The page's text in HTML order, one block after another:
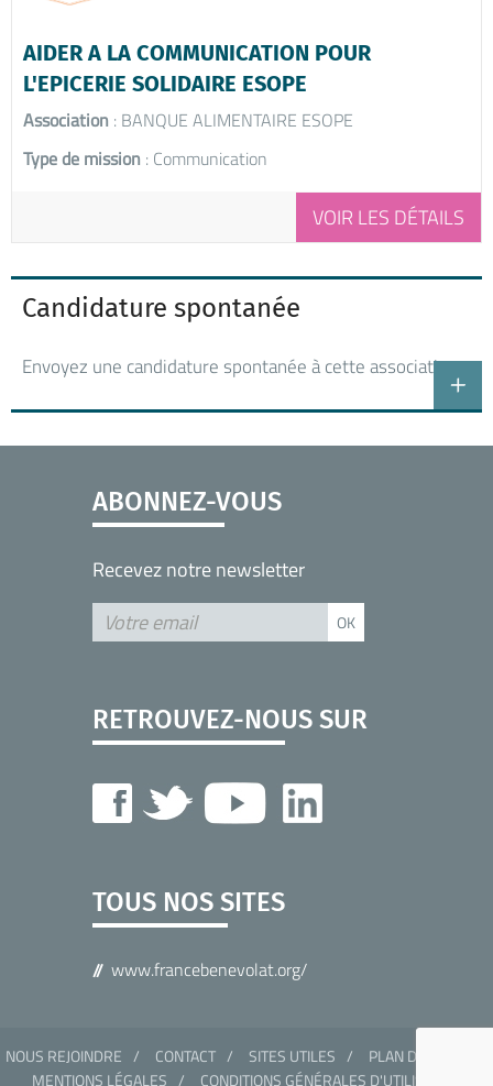
AIDER A LA COMMUNICATION POUR
L'EPICERIE SOLIDAIRE ESOPE
Association : BANQUE ALIMENTAIRE ESOPE
Type de mission : Communication
VOIR LES DÉTAILS
Candidature spontanée
Envoyez une candidature spontanée à cette association
ABONNEZ-VOUS
Recevez notre newsletter
RETROUVEZ-NOUS SUR
TOUS NOS SITES
www.francebenevolat.org/
NOUS REJOINDRE CONTACT SITES UTILES
PLAN DU SITE
MENTIONS LÉGALES
CONDITIONS GÉNÉRALES D'UTILISATION